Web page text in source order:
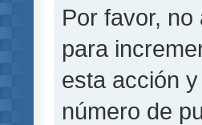
Por favor,
para
esta acción
número de